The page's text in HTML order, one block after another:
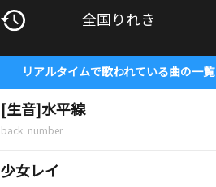
全国りれき
リアルタイムで歌われている曲の一覧
[生音]水平線
back number
少女レイ